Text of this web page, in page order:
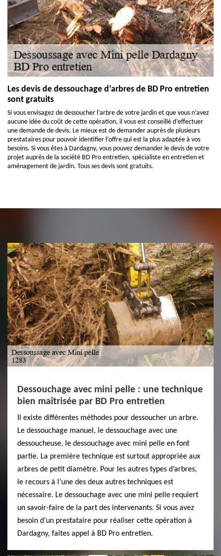
Les devis de dessouchage d’arbres de BD Pro entretien
sont gratuits
Si vous envisagez de dessoucher l’arbre de votre jardin et que vous n’avez
aucune idée du coût de cette opération, il vous est conseillé d’effectuer
une demande de devis. Le mieux est de demander auprès de plusieurs
prestataires pour pouvoir identifier l’offre qui est la plus adaptée à vos
besoins. Si vous êtes à Dardagny, vous pouvez demander le devis de votre
projet auprès de la société BD Pro entretien, spécialiste en entretien et
aménagement de jardin. Tous ses devis sont gratuits.
Dessouchage avec mini pelle : une technique
bien maîtrisée par BD Pro entretien
Il existe différentes méthodes pour dessoucher un arbre.
Le dessouchage manuel, le dessouchage avec une
dessoucheuse, le dessouchage avec mini pelle en font
partie. La première technique est surtout appropriée aux
arbres de petit diamètre. Pour les autres types d’arbres,
le recours à l’une des deux autres techniques est
nécessaire. Le dessouchage avec une mini pelle requiert
un savoir-faire de la part des intervenants. Si vous avez
besoin d’un prestataire pour réaliser cette opération à
Dardagny, faites appel à BD Pro entretien.